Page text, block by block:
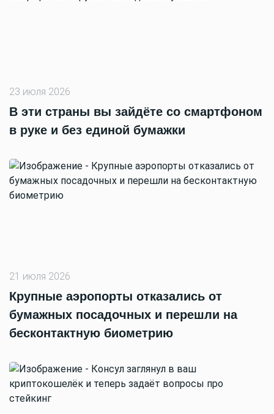
23 июля 2026
В эти страны вы зайдёте со смартфоном
в руке и без единой бумажки
21 июля 2026
Крупные аэропорты отказались от
бумажных посадочных и перешли на
бесконтактную биометрию